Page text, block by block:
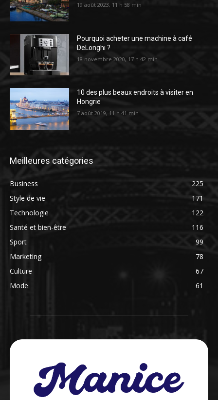
19 août 2023, 11 h 58 min
Pourquoi acheter une machine à café
DeLonghi ?
18 novembre 2020, 17 h 42 min
10 des plus beaux endroits à visiter en
Hongrie
7 août 2019, 11 h 41 min
Meilleures catégories
Business
225
Style de vie
171
Technologie
122
Santé et bien-être
116
Sport
99
Marketing
78
Culture
67
Mode
61